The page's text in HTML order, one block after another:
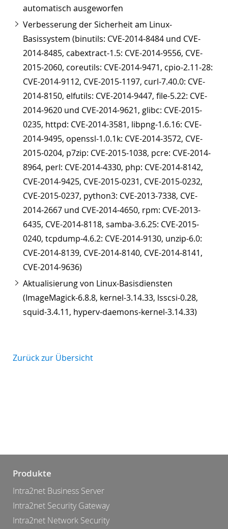
automatisch ausgeworfen
Verbesserung der Sicherheit am Linux-
Basissystem (binutils: CVE-2014-8484 und CVE-
2014-8485, cabextract-1.5: CVE-2014-9556, CVE-
2015-2060, coreutils: CVE-2014-9471, cpio-2.11-28:
CVE-2014-9112, CVE-2015-1197, curl-7.40.0: CVE-
2014-8150, elfutils: CVE-2014-9447, file-5.22: CVE-
2014-9620 und CVE-2014-9621, glibc: CVE-2015-
0235, httpd: CVE-2014-3581, libpng-1.6.16: CVE-
2014-9495, openssl-1.0.1k: CVE-2014-3572, CVE-
2015-0204, p7zip: CVE-2015-1038, pcre: CVE-2014-
8964, perl: CVE-2014-4330, php: CVE-2014-8142,
CVE-2014-9425, CVE-2015-0231, CVE-2015-0232,
CVE-2015-0237, python3: CVE-2013-7338, CVE-
2014-2667 und CVE-2014-4650, rpm: CVE-2013-
6435, CVE-2014-8118, samba-3.6.25: CVE-2015-
0240, tcpdump-4.6.2: CVE-2014-9130, unzip-6.0:
CVE-2014-8139, CVE-2014-8140, CVE-2014-8141,
CVE-2014-9636)
Aktualisierung von Linux-Basisdiensten
(ImageMagick-6.8.8, kernel-3.14.33, lsscsi-0.28,
squid-3.4.11, hyperv-daemons-kernel-3.14.33)
Zurück zur Übersicht
Produkte
Intra2net Business Server
Intra2net Security Gateway
Intra2net Network Security